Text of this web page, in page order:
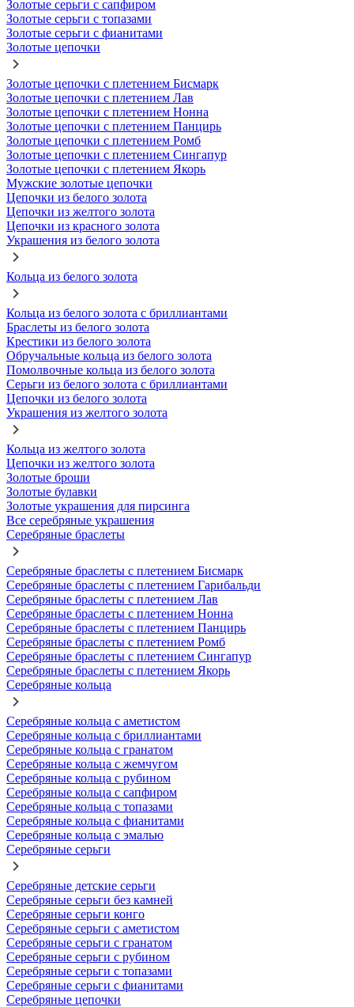
Золотые серьги с сапфиром
Золотые серьги с топазами
Золотые серьги с фианитами
Золотые цепочки
Золотые цепочки с плетением Бисмарк
Золотые цепочки с плетением Лав
Золотые цепочки с плетением Нонна
Золотые цепочки с плетением Панцирь
Золотые цепочки с плетением Ромб
Золотые цепочки с плетением Сингапур
Золотые цепочки с плетением Якорь
Мужские золотые цепочки
Цепочки из белого золота
Цепочки из желтого золота
Цепочки из красного золота
Украшения из белого золота
Кольца из белого золота
Кольца из белого золота с бриллиантами
Браслеты из белого золота
Крестики из белого золота
Обручальные кольца из белого золота
Помолвочные кольца из белого золота
Серьги из белого золота с бриллиантами
Цепочки из белого золота
Украшения из желтого золота
Кольца из желтого золота
Цепочки из желтого золота
Золотые броши
Золотые булавки
Золотые украшения для пирсинга
Все серебряные украшения
Серебряные браслеты
Серебряные браслеты с плетением Бисмарк
Серебряные браслеты с плетением Гарибальди
Серебряные браслеты с плетением Лав
Серебряные браслеты с плетением Нонна
Серебряные браслеты с плетением Панцирь
Серебряные браслеты с плетением Ромб
Серебряные браслеты с плетением Сингапур
Серебряные браслеты с плетением Якорь
Серебряные кольца
Серебряные кольца с аметистом
Серебряные кольца с бриллиантами
Серебряные кольца с гранатом
Серебряные кольца с жемчугом
Серебряные кольца с рубином
Серебряные кольца с сапфиром
Серебряные кольца с топазами
Серебряные кольца с фианитами
Серебряные кольца с эмалью
Серебряные серьги
Серебряные детские серьги
Серебряные серьги без камней
Серебряные серьги конго
Серебряные серьги с аметистом
Серебряные серьги с гранатом
Серебряные серьги с рубином
Серебряные серьги с топазами
Серебряные серьги с фианитами
Серебряные цепочки